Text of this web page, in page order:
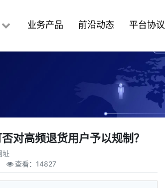
业务产品 前沿动态 平台协议
对高频退货用户予以规制？
址
查看： 14827